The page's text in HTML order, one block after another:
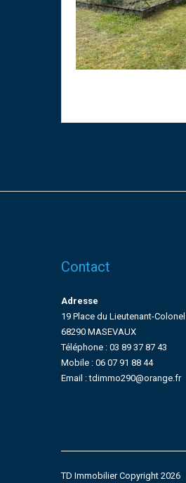
Contact
Adresse
19 Place du Lieutenant-
68290 MASEVAUX
Téléphone : 03 89 37 87 43
Mobile : 06 07 91 88 44
Email : tdimmo290@orange.fr
TD Immobilier Copyright 2026